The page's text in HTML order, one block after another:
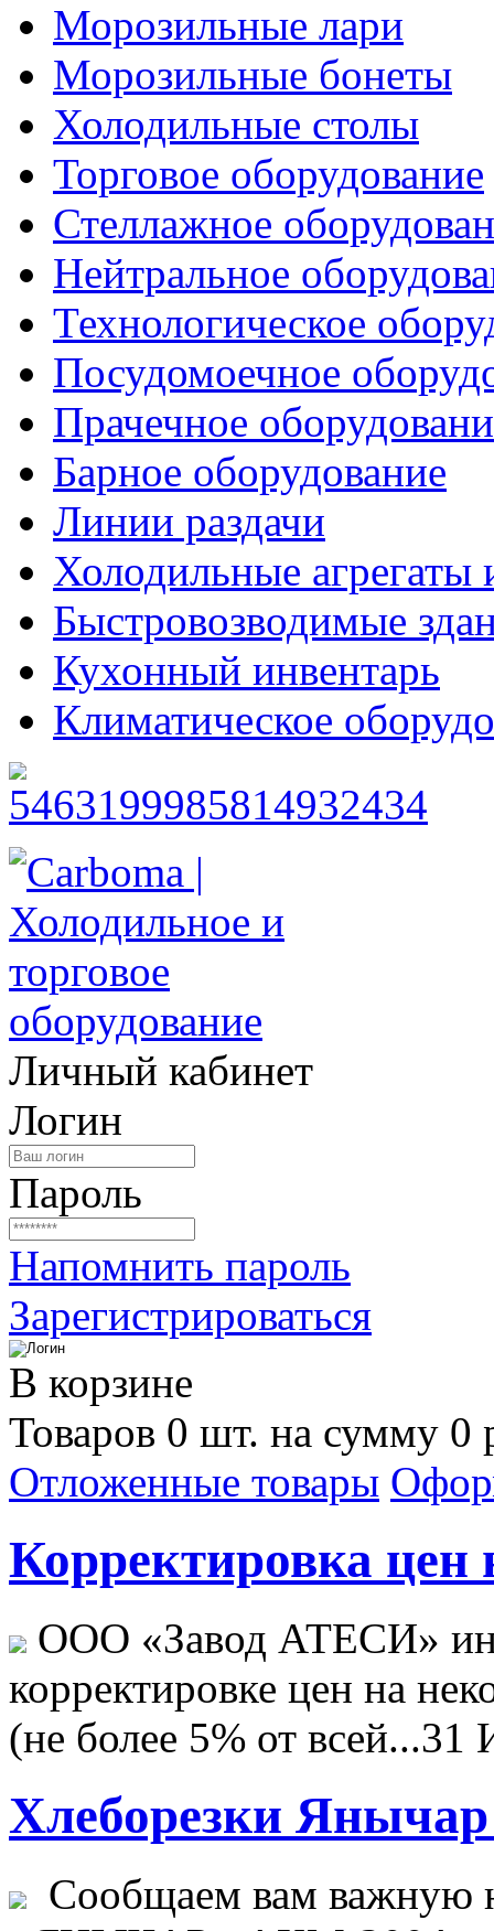
Морозильные лари
Морозильные бонеты
Холодильные столы
Торговое оборудование
Стеллажное
Нейтральное
Технологическое
Посудомоечное
Прачечное
Барное оборудование
Линии раздачи
Холодильные агрегаты
Быстровозводимые
Кухонный инвентарь
Климатическое
Личный кабинет
Логин
Пароль
Напомнить пароль
Зарегистрироваться
В корзине
Товаров 0 шт. на сумму 0
Отложенные товары
Корректировка цен
ООО «Завод АТЕСИ»
корректировке цен на
(не более 5% от всей...31
Хлеборезки Янычар
Сообщаем вам важную